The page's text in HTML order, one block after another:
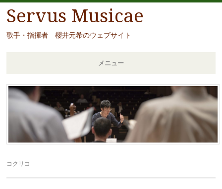
Servus Musicae
歌手・指揮者 櫻井元希のウェブサイト
メニュー
コ
ン
テ
移
コクリコ